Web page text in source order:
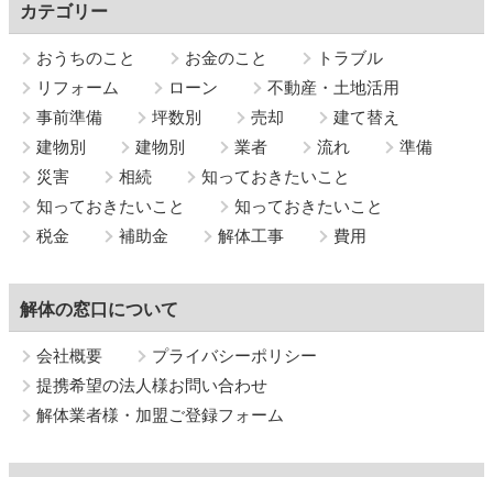
カテゴリー
おうちのこと お金のこと
トラブル
リフォーム
ローン
不動産・土地活用
事前準備
坪数別 売却
建て替え
建物別
建物別 業者 流れ
準備
災害
相続
知っておきたいこと
知っておきたいこと
知っておきたいこと
税金
補助金 解体工事 費用
解体の窓口について
会社概要
プライバシーポリシー
提携希望の法人様お問い合わせ
解体業者様・加盟ご登録フォーム